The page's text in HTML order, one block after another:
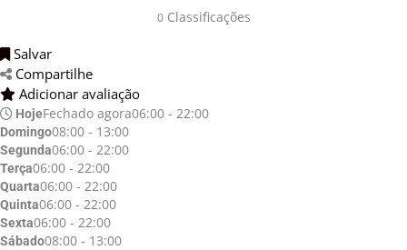
0Classificações
Salvar
Compartilhe
Adicionar avaliação
HojeFechado agora06:00 - 22:00
Domingo08:00 - 13:00
Segunda06:00 - 22:00
Terça06:00 - 22:00
Quarta06:00 - 22:00
Quinta06:00 - 22:00
Sexta06:00 - 22:00
Sábado08:00 - 13:00